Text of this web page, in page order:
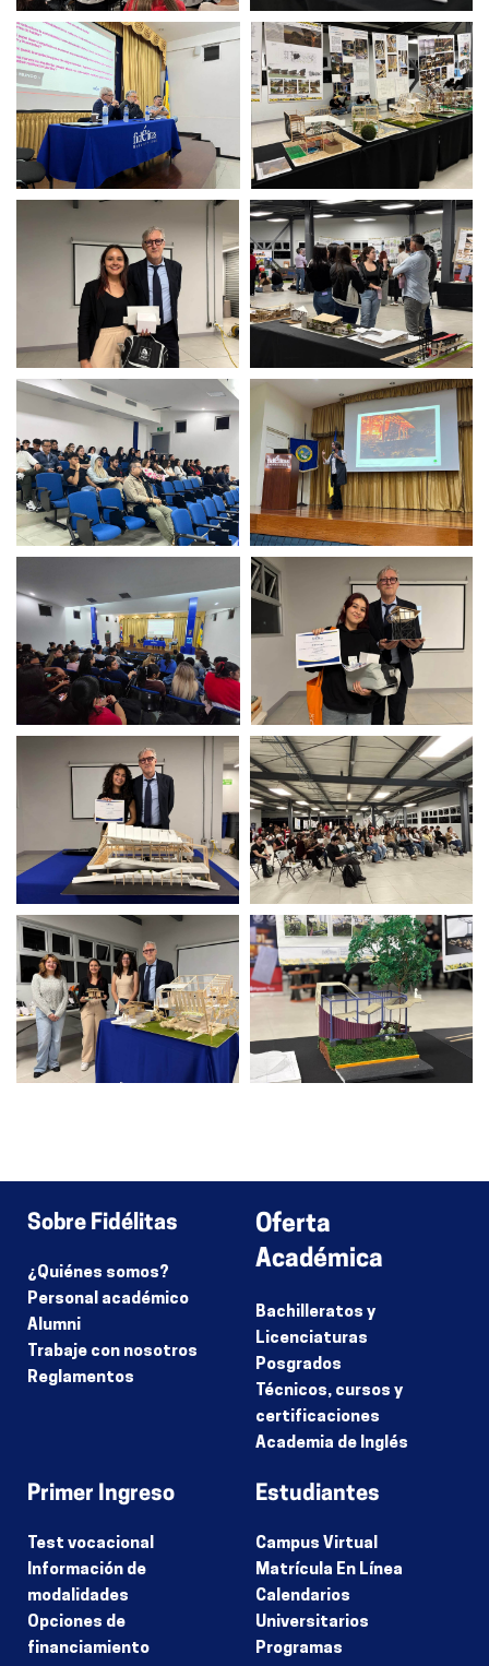
Sobre Fidélitas
¿Quiénes somos?
Personal académico
Alumni
Trabaje con nosotros
Reglamentos
Oferta
Académica
Bachilleratos y
Licenciaturas
Posgrados
Técnicos, cursos y
certificaciones
Academia de Inglés
Primer Ingreso
Test vocacional
Información de
modalidades
Opciones de
financiamiento
Estudiantes
Campus Virtual
Matrícula En Línea
Calendarios
Universitarios
Programas